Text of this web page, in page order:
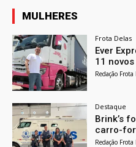
MULHERES
Frota Delas
Ever
11
Redação Frota
Destaque
Brink’s
carro-
Redação Frota